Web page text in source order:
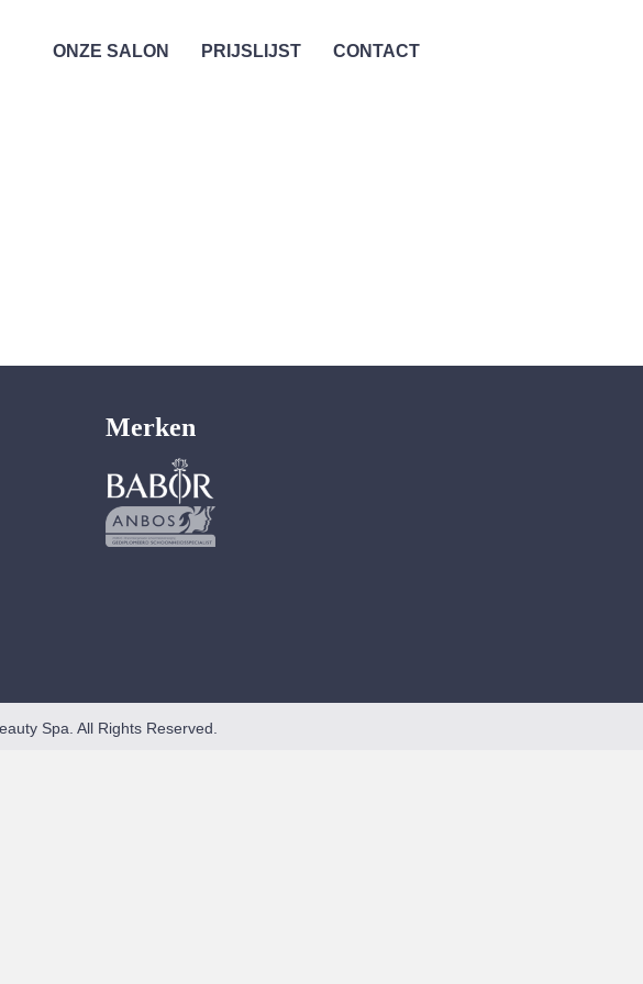
ONZE SALON PRIJSLIJST CONTACT
Merken
Spa. All Rights Reserved.